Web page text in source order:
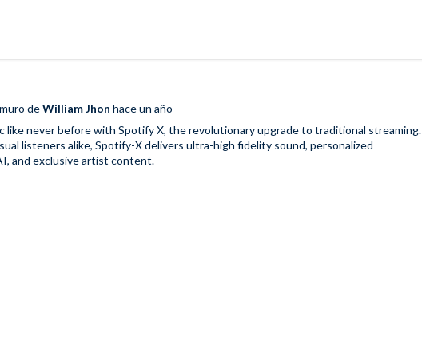
deWilliam Jhon hace un año
like never before with Spotify X, the revolutionary upgrade to traditional streaming.
listeners alike, Spotify-X delivers ultra-high fidelity sound, personalized
and exclusive artist content.